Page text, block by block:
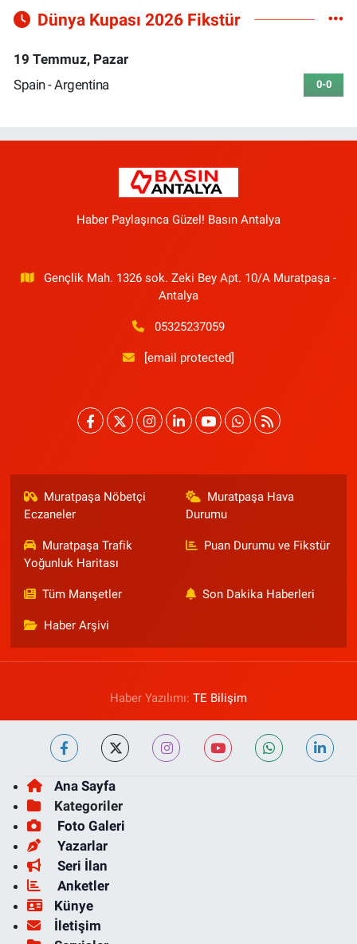
Dünya Kupası 2026 Fikstür
19 Temmuz, Pazar
Spain - Argentina
0-0
Haber Paylaşınca Güzel! Basın Antalya
Gençlik Mah. 1326 sok. Zeki Bey Apt. 10/A Muratpaşa -
Antalya
05325237059
[email protected]
Muratpaşa Nöbetçi
Eczaneler
Muratpaşa Hava
Durumu
Muratpaşa Trafik
Yoğunluk Haritası
Puan Durumu ve Fikstür
Tüm Manşetler Son Dakika Haberleri
Haber Arşivi
Haber Yazılımı: TE Bilişim
Ana Sayfa
Kategoriler
Foto Galeri
Yazarlar
Seri İlan
Anketler
Künye
İletişim